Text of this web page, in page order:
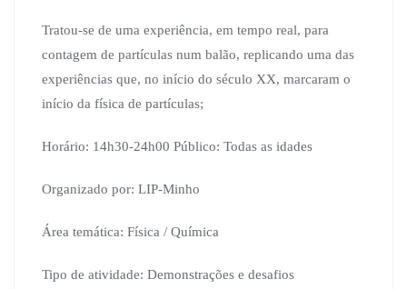
Tratou-se de uma experiência, em tempo real, para
contagem de partículas num balão, replicando uma das
experiências que, no início do século XX, marcaram o
início da física de partículas;
Horário: 14h30-24h00 Público: Todas as idades
Organizado por: LIP-Minho
Área temática: Física / Química
Tipo de atividade: Demonstrações e desafios